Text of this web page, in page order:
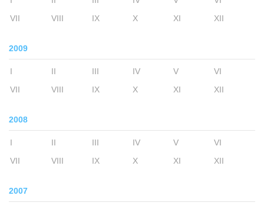
VII
VIII IX X XI XII
2009
I II III IV V
VI
VII
VIII IX X XI XII
2008
I II III IV V
VI
VII
VIII IX X XI XII
2007